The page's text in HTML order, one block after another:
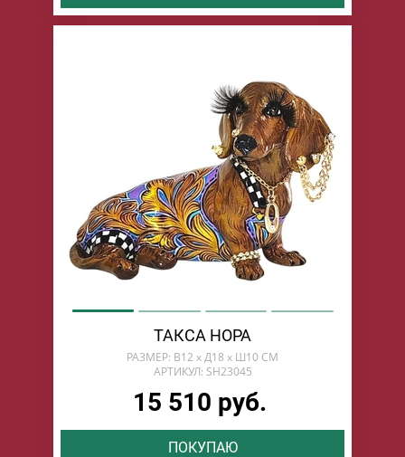
ТАКСА НОРА
РАЗМЕР: В12 х Д18 х Ш10 СМ
АРТИКУЛ: SH23045
15 510 руб.
ПОКУПАЮ